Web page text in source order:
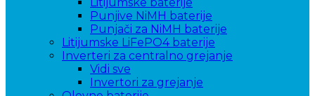
Punjive NiMH baterije
Punjači za NiMH baterije
Litijumske LiFePO4 baterije
Inverteri za centralno grejanje
Vidi sve
Invertori za grejanje